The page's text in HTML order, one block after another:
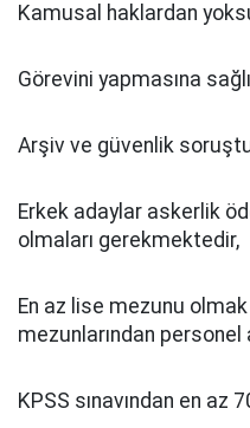
Kamusal haklardan
Görevini yapmasına
Arşiv ve güvenlik
Erkek adaylar askerlik
olmaları gerekmektedir,
En az lise mezunu
mezunlarından personel
KPSS sınavından en az